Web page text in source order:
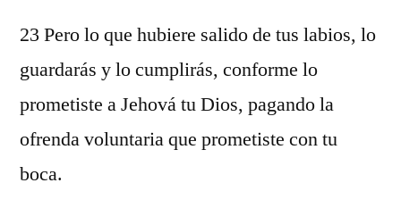
23 Pero lo que hubiere salido de tus labios, lo
guardarás y lo cumplirás, conforme lo
prometiste a Jehová tu Dios, pagando la
ofrenda voluntaria que prometiste con tu
boca.